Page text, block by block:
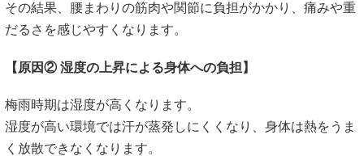
その結果、腰まわりの筋肉や関節に負担がかかり、痛みや重
だるさを感じやすくなります。
【原因② 湿度の上昇による身体への負担】
梅雨時期は湿度が高くなります。
湿度が高い環境では汗が蒸発しにくくなり、身体は熱をうま
く放散できなくなります。